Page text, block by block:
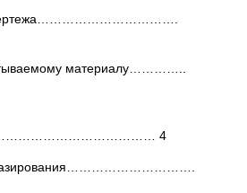
чертежа…………………………….
материалу…………..
4
базирования………………………….